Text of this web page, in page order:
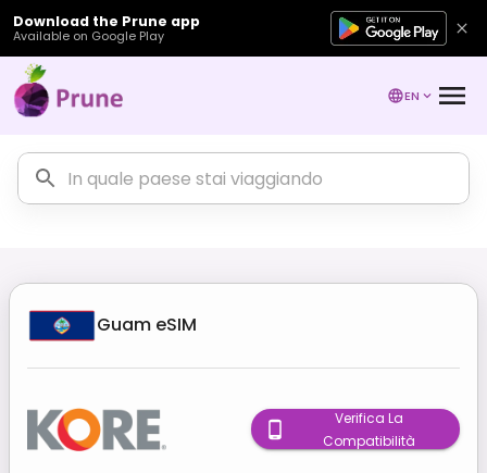
Download the Prune app
Available on Google Play
EN
Guam eSIM
Verifica La
Compatibilità